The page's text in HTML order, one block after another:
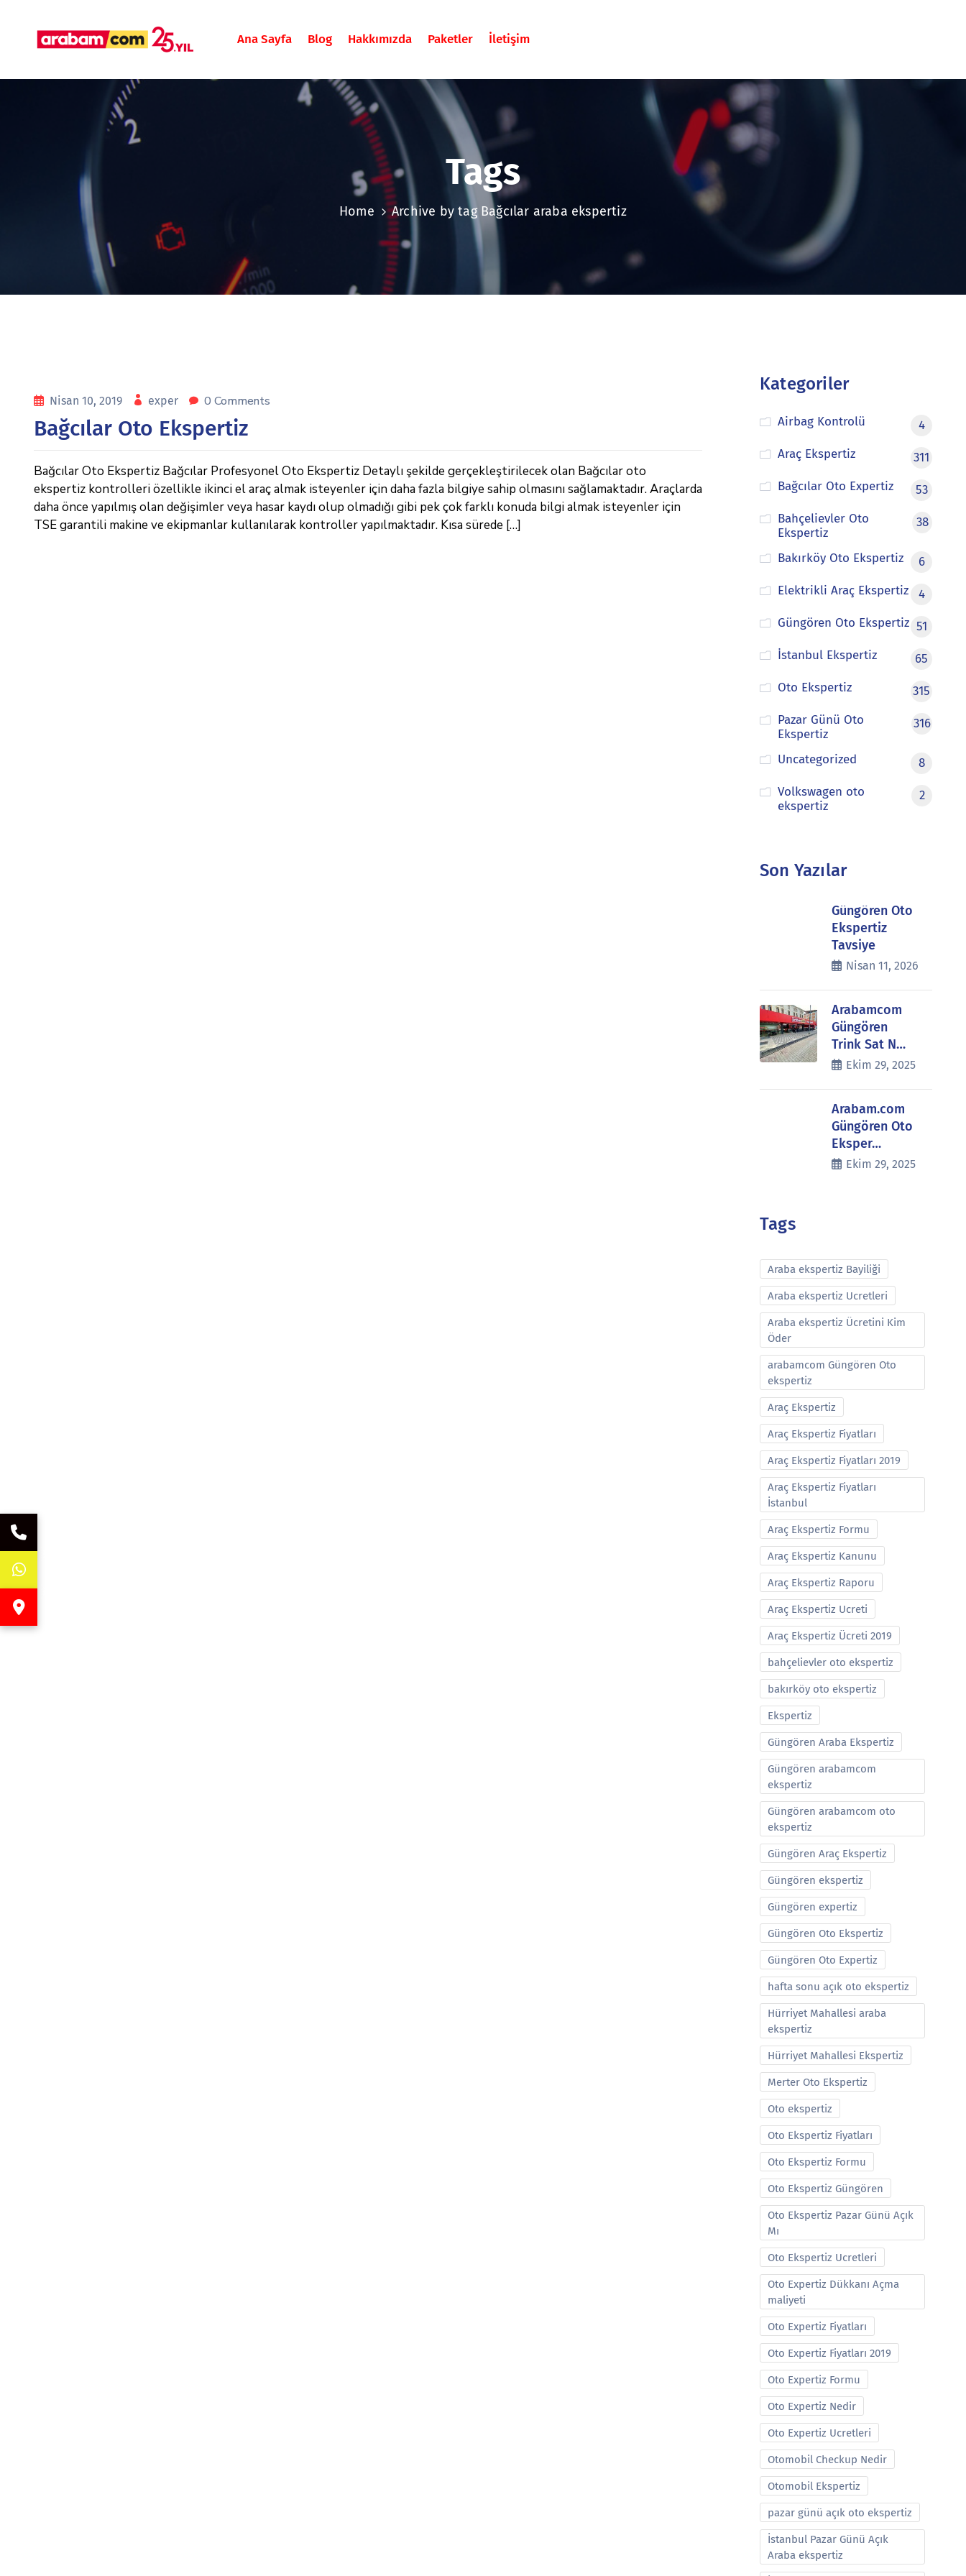
Ana Sayfa Blog Hakkımızda Paketler İletişim
Tags
Home Archive by tag Bağcılar araba ekspertiz
Nisan 10, 2019 exper 0 Comments
Bağcılar Oto Ekspertiz
Bağcılar Oto Ekspertiz Bağcılar Profesyonel Oto Ekspertiz Detaylı şekilde gerçekleştirilecek olan Bağcılar oto
ekspertiz kontrolleri özellikle ikinci el araç almak isteyenler için daha fazla bilgiye sahip olmasını sağlamaktadır. Araçlarda
daha önce yapılmış olan değişimler veya hasar kaydı olup olmadığı gibi pek çok farklı konuda bilgi almak isteyenler için
TSE garantili makine ve ekipmanlar kullanılarak kontroller yapılmaktadır. Kısa sürede […]
Kategoriler
Airbag Kontrolü
4
Araç Ekspertiz
311
Bağcılar Oto Expertiz
53
Bahçelievler Oto
Ekspertiz
38
Bakırköy Oto Ekspertiz
6
Elektrikli Araç Ekspertiz
4
Güngören Oto Ekspertiz 51
İstanbul Ekspertiz
65
Oto Ekspertiz
315
Pazar Günü Oto
Ekspertiz
316
Uncategorized
8
Volkswagen oto
ekspertiz
2
Son Yazılar
Güngören Oto
Ekspertiz
Tavsiye
Nisan 11, 2026
Arabamcom
Güngören
Trink Sat N…
Ekim 29, 2025
Arabam.com
Güngören Oto
Eksper…
Ekim 29, 2025
Tags
Araba ekspertiz Bayiliği
Araba ekspertiz Ucretleri
Araba ekspertiz Ücretini Kim
Öder
arabamcom Güngören Oto
ekspertiz
Araç Ekspertiz
Araç Ekspertiz Fiyatları
Araç Ekspertiz Fiyatları 2019
Araç Ekspertiz Fiyatları
İstanbul
Araç Ekspertiz Formu
Araç Ekspertiz Kanunu
Araç Ekspertiz Raporu
Araç Ekspertiz Ucreti
Araç Ekspertiz Ücreti 2019
bahçelievler oto ekspertiz
bakırköy oto ekspertiz
Ekspertiz
Güngören Araba Ekspertiz
Güngören arabamcom
ekspertiz
Güngören arabamcom oto
ekspertiz
Güngören Araç Ekspertiz
Güngören ekspertiz
Güngören expertiz
Güngören Oto Ekspertiz
Güngören Oto Expertiz
hafta sonu açık oto ekspertiz
Hürriyet Mahallesi araba
ekspertiz
Hürriyet Mahallesi Ekspertiz
Merter Oto Ekspertiz
Oto ekspertiz
Oto Ekspertiz Fiyatları
Oto Ekspertiz Formu
Oto Ekspertiz Güngören
Oto Ekspertiz Pazar Günü Açık
Mı
Oto Ekspertiz Ucretleri
Oto Expertiz Dükkanı Açma
maliyeti
Oto Expertiz Fiyatları
Oto Expertiz Fiyatları 2019
Oto Expertiz Formu
Oto Expertiz Nedir
Oto Expertiz Ucretleri
Otomobil Checkup Nedir
Otomobil Ekspertiz
pazar günü açık oto ekspertiz
İstanbul Pazar Günü Açık
Araba ekspertiz